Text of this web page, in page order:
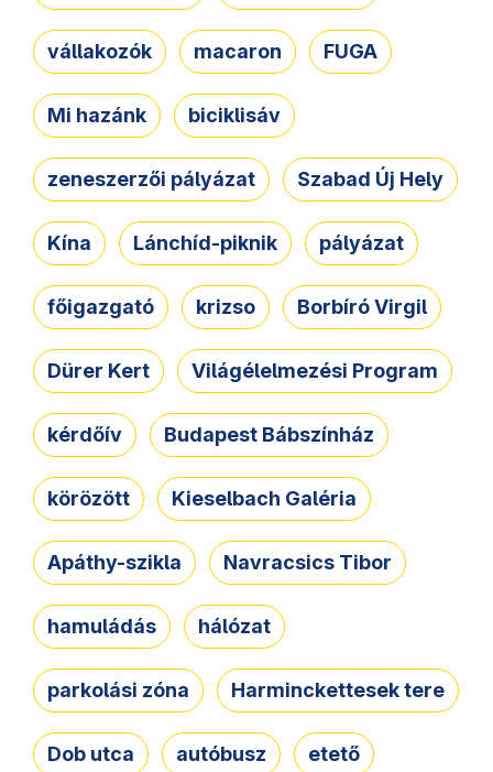
vállakozók macaron FUGA
Mi hazánk biciklisáv
zeneszerzői pályázat Szabad Új Hely
Kína Lánchíd-piknik pályázat
főigazgató krizso Borbíró Virgil
Dürer Kert Világélelmezési Program
kérdőív Budapest Bábszínház
körözött Kieselbach Galéria
Apáthy-szikla Navracsics Tibor
hamuládás hálózat
parkolási zóna Harminckettesek tere
Dob utca autóbusz etető